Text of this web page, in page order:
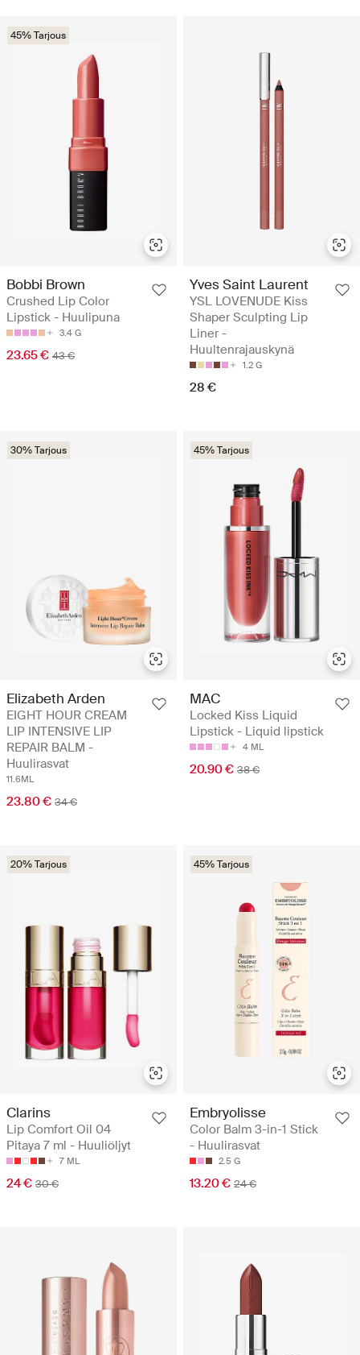
45% Tarjous
Bobbi Brown
Crushed Lip Color
Lipstick - Huulipuna
3.4 G
23.65 € 43 €
Yves Saint Laurent
YSL LOVENUDE Kiss
Shaper Sculpting Lip
Liner -
Huultenrajauskynä
1.2 G
28 €
30% Tarjous
Elizabeth Arden
EIGHT HOUR CREAM
LIP INTENSIVE LIP
REPAIR BALM -
Huulirasvat
11.6ML
23.80 € 34 €
45% Tarjous
MAC
Locked Kiss Liquid
Lipstick - Liquid lipstick
4 ML
20.90 € 38 €
20% Tarjous
Clarins
Lip Comfort Oil 04
Pitaya 7 ml - Huuliöljyt
7 ML
24 € 30 €
45% Tarjous
Embryolisse
Color Balm 3-in-1 Stick
- Huulirasvat
2.5 G
13.20 € 24 €